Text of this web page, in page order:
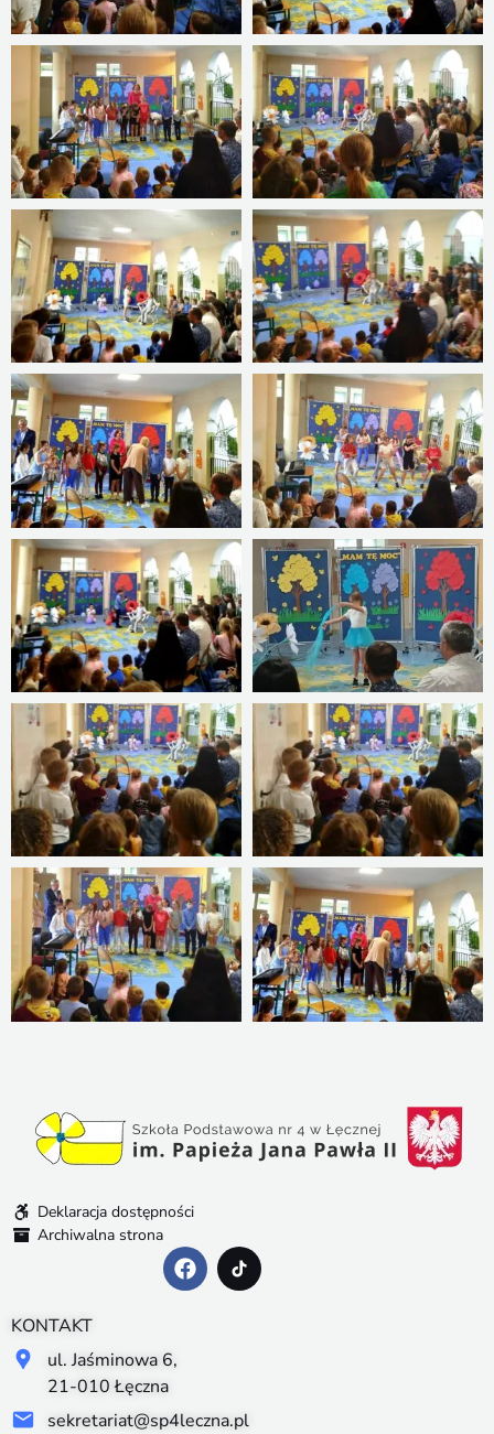
Deklaracja dostępności
Archiwalna strona
KONTAKT
ul. Jaśminowa 6,
21-010 Łęczna
sekretariat@sp4leczna.pl